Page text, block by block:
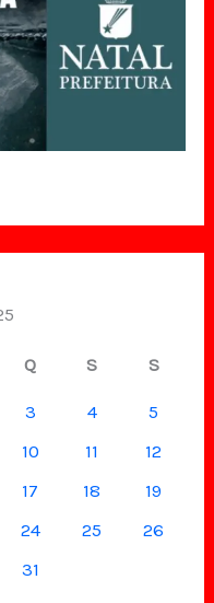
Q S S
3 4
5
10 11
12
17 18
19
24 25
26
31